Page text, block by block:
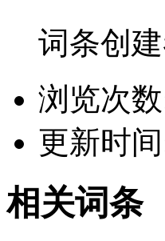
词条创
浏览次
更新时
相关词条